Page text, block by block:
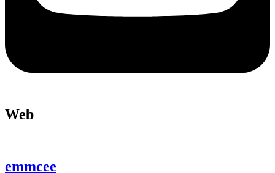
Web
emmcee